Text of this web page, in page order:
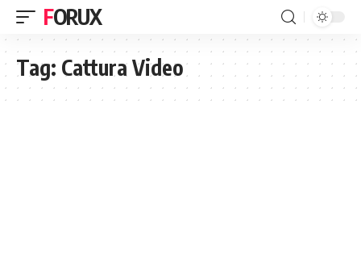
FORUX
Tag: Cattura Video